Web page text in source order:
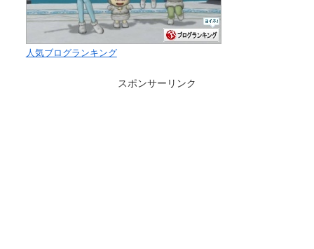
人気ブログランキング
スポンサーリンク